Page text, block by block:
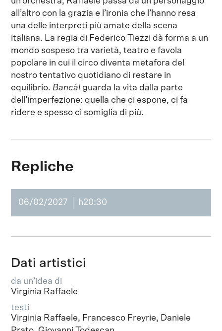
all’altro con la grazia e l’ironia che l’hanno resa
una delle interpreti più amate della scena
italiana. La regia di Federico Tiezzi dà forma a un
mondo sospeso tra varietà, teatro e favola
popolare in cui il circo diventa metafora del
nostro tentativo quotidiano di restare in
equilibrio. Bancàl guarda la vita dalla parte
dell’imperfezione: quella che ci espone, ci fa
ridere e spesso ci somiglia di più.
Repliche
06/02/2027 h20:30
Dati artistici
da un’idea di
Virginia Raffaele
testi
Virginia Raffaele, Francesco Freyrie, Daniele